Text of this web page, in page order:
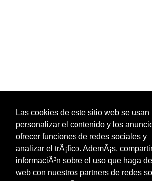
Las cookies de este sitio web se usan
personalizar el contenido y los
ofrecer funciones de redes sociales y
analizar el trÃ¡fico. AdemÃ¡s,
informaciÃ³n sobre el uso que haga
web con nuestros partners de redes